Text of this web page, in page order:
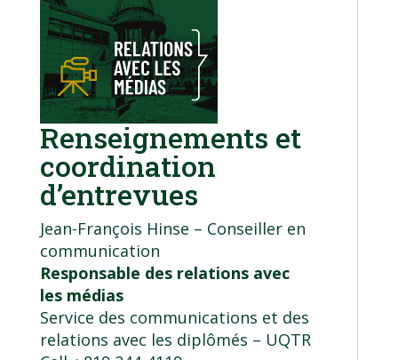
Renseignements et
coordination
d’entrevues
Jean-François Hinse – Conseiller en
communication
Responsable des relations avec
les médias
Service des communications et des
relations avec les diplômés – UQTR